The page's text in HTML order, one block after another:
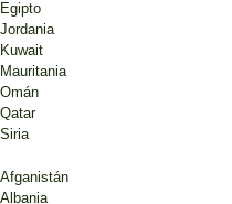
Egipto
Jordania
Kuwait
Mauritania
Omán
Qatar
Siria
Afganistán
Albania